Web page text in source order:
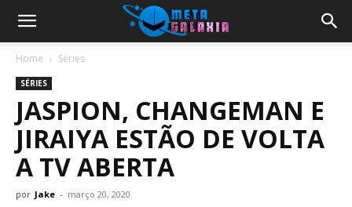
Home Séries
SÉRIES
JASPION, CHANGEMAN E
JIRAIYA ESTÃO DE VOLTA
A TV ABERTA
por Jake - março 20, 2020